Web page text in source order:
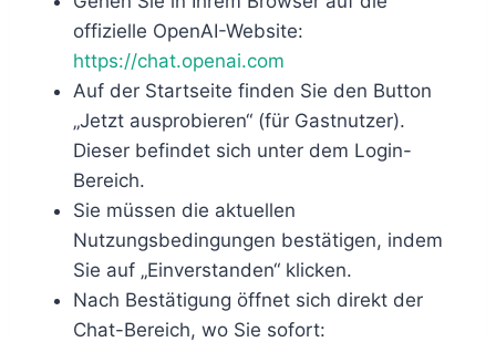
offizielle OpenAI-Website:
https://chat.openai.com
Auf der Startseite finden Sie den Button
„Jetzt ausprobieren“ (für Gastnutzer).
Dieser befindet sich unter dem Login-
Bereich.
Sie müssen die aktuellen
Nutzungsbedingungen bestätigen, indem
Sie auf „Einverstanden“ klicken.
Nach Bestätigung öffnet sich direkt der
Chat-Bereich, wo Sie sofort: